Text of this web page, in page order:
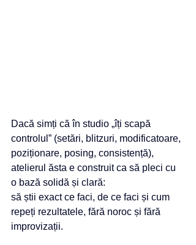
Dacă simți că în studio „îți scapă
controlul” (setări, blitzuri, modificatoare,
poziționare, posing, consistență),
atelierul ăsta e construit ca să pleci cu
o bază solidă și clară:
să știi exact ce faci, de ce faci și cum
repeți rezultatele, fără noroc și fără
improvizații.